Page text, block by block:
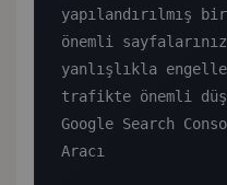
yapılandırılmış
önemli
yanlışlıkla
trafikte önemli
Google Search
Aracı